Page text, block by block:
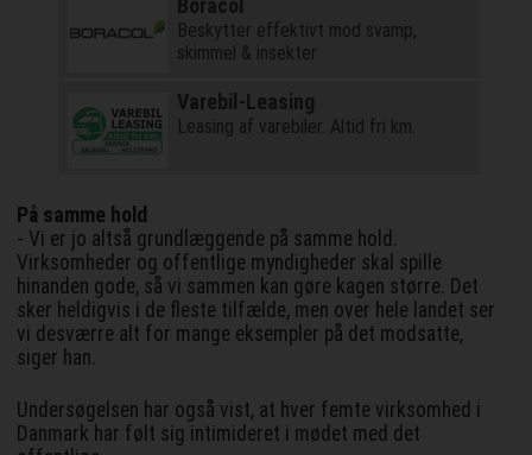
Boracol
Beskytter effektivt mod svamp,
skimmel & insekter
Varebil-Leasing
Leasing af varebiler. Altid fri km.
På samme hold
- Vi er jo altså grundlæggende på samme hold.
Virksomheder og offentlige myndigheder skal spille
hinanden gode, så vi sammen kan gøre kagen større. Det
sker heldigvis i de fleste tilfælde, men over hele landet ser
vi desværre alt for mange eksempler på det modsatte,
siger han.
Undersøgelsen har også vist, at hver femte virksomhed i
Danmark har følt sig intimideret i mødet med det